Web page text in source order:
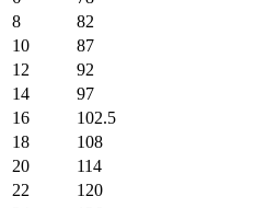
8
82
10
87
12
92
14
97
16
102.5
18
108
20
114
22
120